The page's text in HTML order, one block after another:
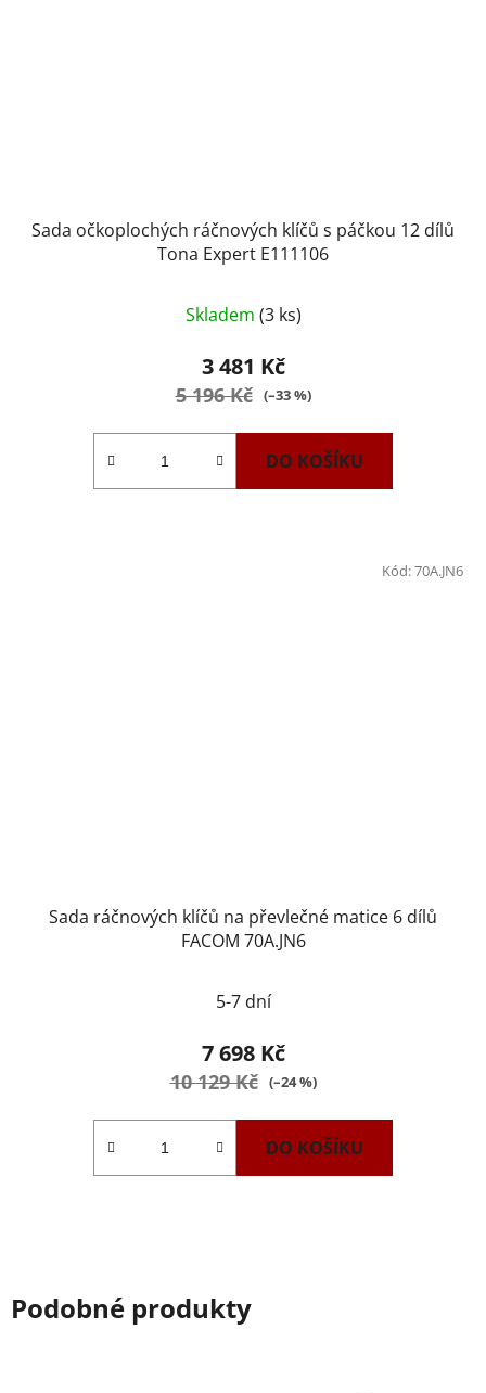
Sada očkoplochých ráčnových klíčů s páčkou 12 dílů
Tona Expert E111106
hodnocení
produktu
je
Skladem (3 ks)
3 481 Kč
5 196 Kč (–33 %)
DO KOŠÍKU
Sada ráčnových klíčů na převlečné matice 6 dílů
FACOM 70A.JN6
5-7 dní
7 698 Kč
10 129 Kč (–24 %)
DO KOŠÍKU
Kód:70A.JN6
Podobné produkty